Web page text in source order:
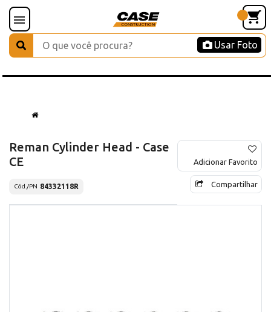
Usar Foto
Reman Cylinder Head - Case
CE
Cód./PN 84332118R
Adicionar Favorito
Compartilhar